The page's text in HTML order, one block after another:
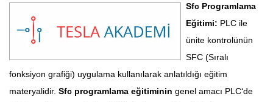
Sfc Programlama
Eğitimi: PLC ile
ünite kontrolünün
SFC (Sıralı
fonksiyon grafiği) uygulama kullanılarak anlatıldığı eğitim
materyalidir. Sfc programlama eğitiminin genel amacı PLC‘de